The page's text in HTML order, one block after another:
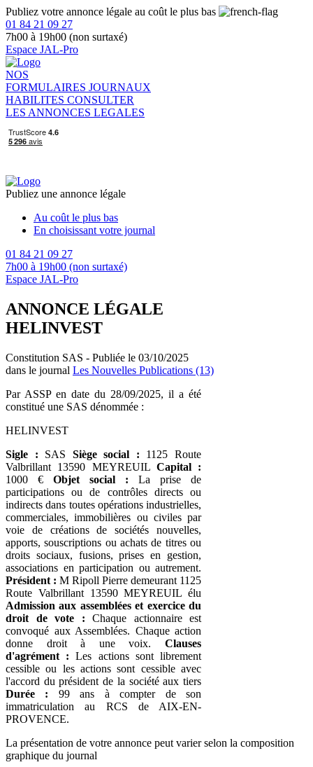
Publiez votre annonce légale au coût le plus bas
01 84 21 09 27
7h00 à 19h00 (non surtaxé)
Espace JAL-Pro
NOS
FORMULAIRES JOURNAUX
HABILITES CONSULTER
LES ANNONCES LEGALES
Publiez une annonce légale
Au coût le plus bas
En choisissant votre journal
01 84 21 09 27
7h00 à 19h00 (non surtaxé)
Espace JAL-Pro
ANNONCE LÉGALE
HELINVEST
Constitution SAS - Publiée le 03/10/2025
dans le journal Les Nouvelles Publications (13)
Par ASSP en date du 28/09/2025, il a été
constitué une SAS dénommée :
HELINVEST
Sigle : SAS Siège social : 1125 Route
Valbrillant 13590 MEYREUIL Capital :
1000 € Objet social : La prise de
participations ou de contrôles directs ou
indirects dans toutes opérations industrielles,
commerciales, immobilières ou civiles par
voie de créations de sociétés nouvelles,
apports, souscriptions ou achats de titres ou
droits sociaux, fusions, prises en gestion,
associations en participation ou autrement.
Président : M Ripoll Pierre demeurant 1125
Route Valbrillant 13590 MEYREUIL élu
Admission aux assemblées et exercice du
droit de vote : Chaque actionnaire est
convoqué aux Assemblées. Chaque action
donne droit à une voix. Clauses
d'agrément : Les actions sont librement
cessible ou les actions sont cessible avec
l'accord du président de la société aux tiers
Durée : 99 ans à compter de son
immatriculation au RCS de AIX-EN-
PROVENCE.
La présentation de votre annonce peut varier selon la composition
graphique du journal